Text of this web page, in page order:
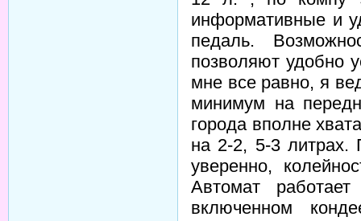
информативные и
педаль.
позволяют удобно
мне все равно, я
минимум на
города вполне
на 2-2, 5-3 литрах.
уверенно,
Автомат
включенном